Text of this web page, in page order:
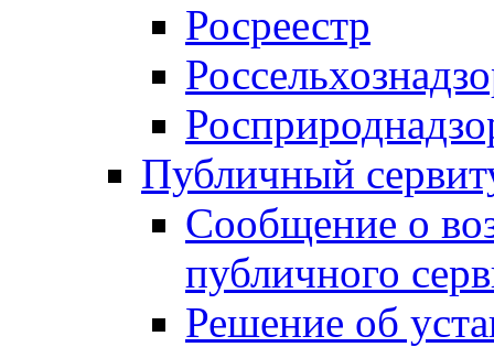
Росреестр
Публичный
Сообщение о
публичного
Решение об